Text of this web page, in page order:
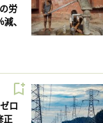
労
、
ロ
正